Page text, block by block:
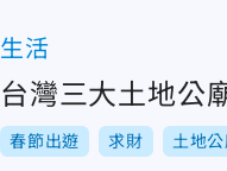
生活
台灣三大土地公
春節出遊 求財 土地